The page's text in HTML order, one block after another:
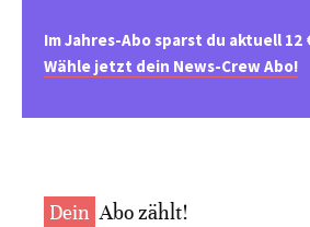
Im Jahres-Abo sparst du aktuell 12
Wähle jetzt dein News-Crew Abo!
Dein Abo zählt!